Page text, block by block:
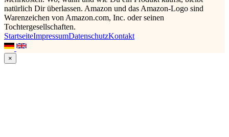
natürlich Dir überlassen. Amazon und das Amazon-Logo sind
Warenzeichen von Amazon.com, Inc. oder seinen
Tochtergesellschaften.
StartseiteImpressumDatenschutzKontakt
×